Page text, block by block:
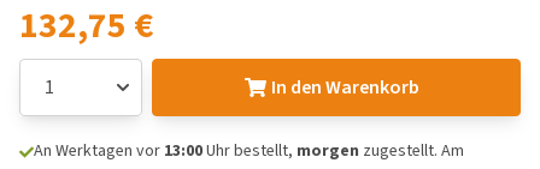
132,75 €
In den Warenkorb
An Werktagen vor 13:00Uhr bestellt, morgen zugestellt. Am